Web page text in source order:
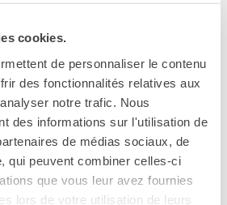
cookies.
de personnaliser le contenu
des fonctionnalités relatives aux
notre trafic. Nous
des informations sur l'utilisation de
de médias sociaux, de
qui peuvent combiner celles-ci
que vous leur avez fournies
lors de votre utilisation de leurs
Sacher |L’amant double / Doppio
Centre Saint-Louis |
incontro con la regista
Sacher |Un beau soleil intérieur /
di Claire Denis
Sacher | Gaspard va au mariage